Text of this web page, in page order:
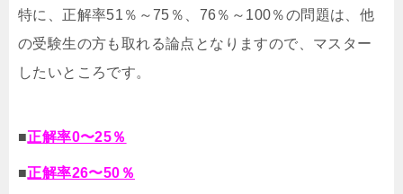
特に、正解率51％～75％、76％～100％の問題は、他
の受験生の方も取れる論点となりますので、マスター
したいところです。
■正解率0〜25％
■正解率26〜50％